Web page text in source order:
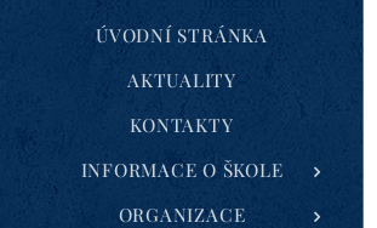
ÚVODNÍ STRÁNKA
AKTUALITY
KONTAKTY
INFORMACE O ŠKOLE
ORGANIZACE